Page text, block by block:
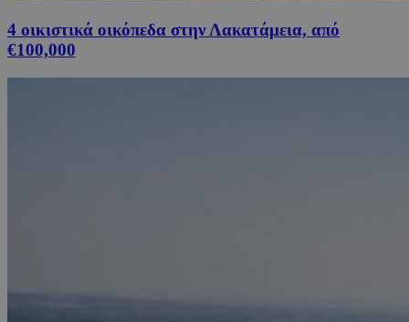
4 οικιστικά οικόπεδα στην Λακατάμεια, από
€100,000